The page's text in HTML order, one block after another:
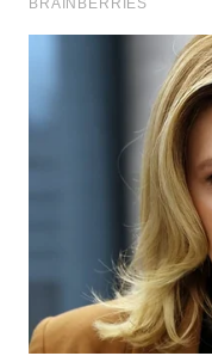
NEWS
SIBARAGAS
METRO